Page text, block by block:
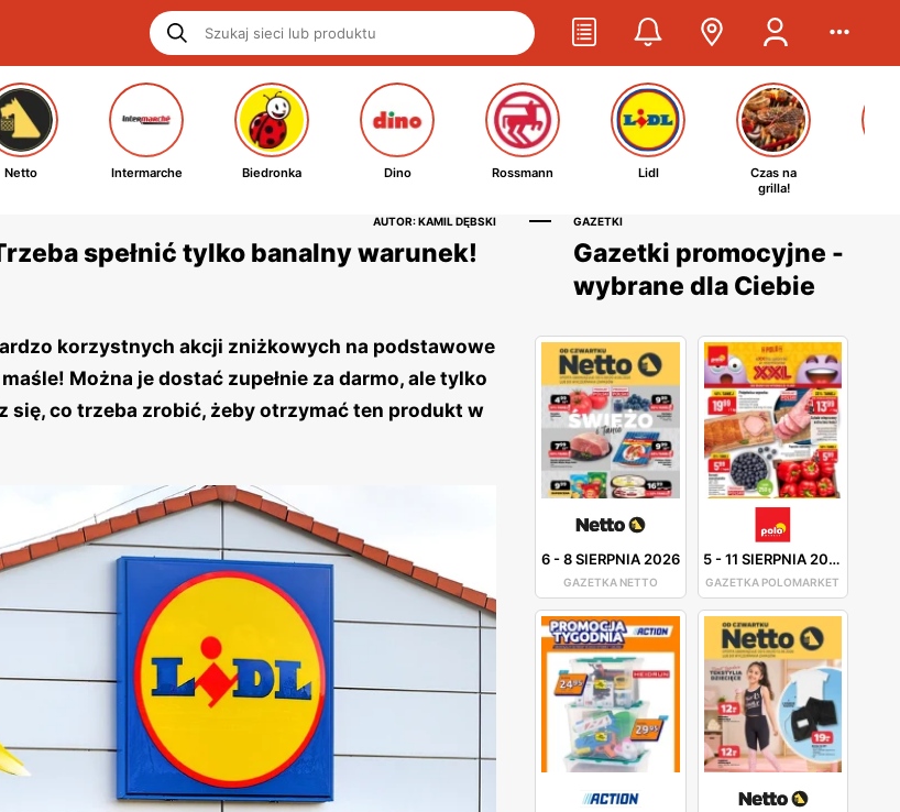
Netto Intermarche Biedronka Dino Rossmann Lidl
Czas na
grilla!
AUTOR: KAMIL DĘBSKI
spełnić tylko banalny warunek!
korzystnych akcji zniżkowych na podstawowe
Można je dostać zupełnie za darmo, ale tylko
się, co trzeba zrobić, żeby otrzymać ten produkt w
GAZETKI
Gazetki promocyjne -
wybrane dla Ciebie
6-8 SIERPNIA 2026
GAZETKA NETTO
5-11 SIERPNIA 2026
GAZETKA POLOMARKET